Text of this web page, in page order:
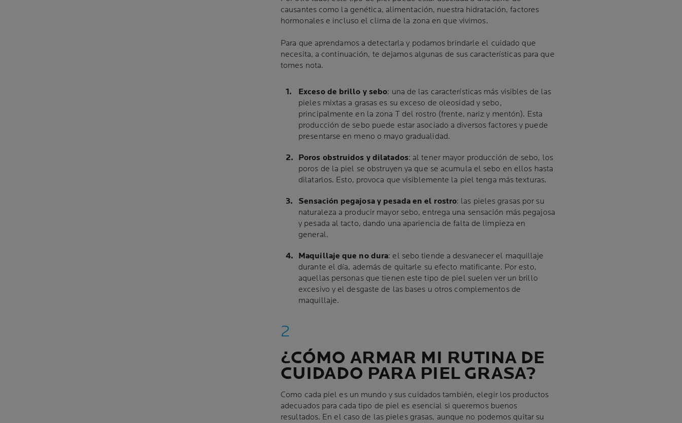
causantes como la genética, alimentación, nuestra hidratación, factores
hormonales e incluso el clima de la zona en que vivimos.
Para que aprendamos a detectarla y podamos brindarle el cuidado que
necesita, a continuación, te dejamos algunas de sus características para que
tomes nota.
Exceso de brillo y sebo: una de las características más visibles de las
pieles mixtas a grasas es su exceso de oleosidad y sebo,
principalmente en la zona T del rostro (frente, nariz y mentón). Esta
producción de sebo puede estar asociado a diversos factores y puede
presentarse en meno o mayo gradualidad.
Poros obstruidos y dilatados: al tener mayor producción de sebo, los
poros de la piel se obstruyen ya que se acumula el sebo en ellos hasta
dilatarlos. Esto, provoca que visiblemente la piel tenga más texturas.
Sensación pegajosa y pesada en el rostro: las pieles grasas por su
naturaleza a producir mayor sebo, entrega una sensación más pegajosa
y pesada al tacto, dando una apariencia de falta de limpieza en
general.
Maquillaje que no dura: el sebo tiende a desvanecer el maquillaje
durante el día, además de quitarle su efecto matificante. Por esto,
aquellas personas que tienen este tipo de piel suelen ver un brillo
excesivo y el desgaste de las bases u otros complementos de
maquillaje.
¿CÓMO ARMAR MI RUTINA DE
CUIDADO PARA PIEL GRASA?
Como cada piel es un mundo y sus cuidados también, elegir los productos
adecuados para cada tipo de piel es esencial si queremos buenos
resultados. En el caso de las pieles grasas, aunque no podemos quitar su